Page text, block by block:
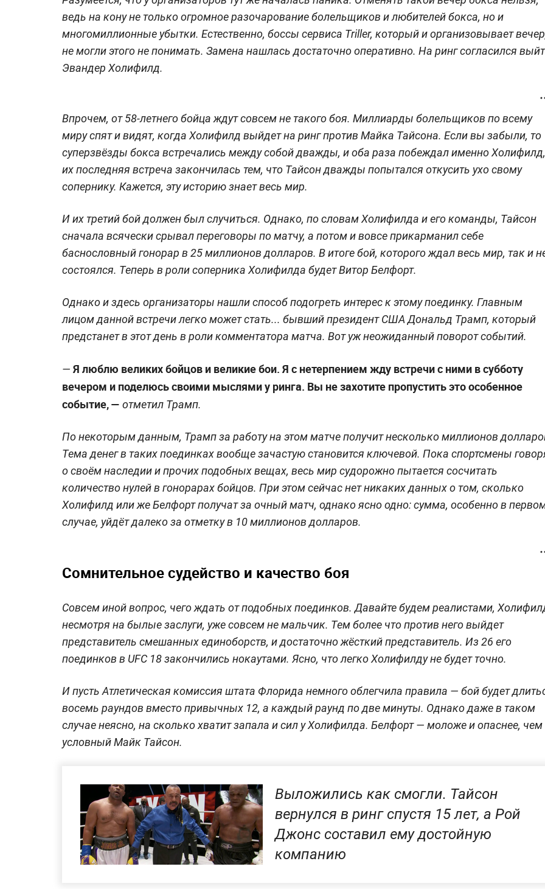
ведь на кону не только огромное разочарование болельщиков и любителей бокса, но и
многомиллионные убытки. Естественно, боссы сервиса Triller, который и организовывает
не могли этого не понимать. Замена нашлась достаточно оперативно. На ринг согласился
Эвандер Холифилд.
Впрочем, от 58-летнего бойца ждут совсем не такого боя. Миллиарды болельщиков по всему
миру спят и видят, когда Холифилд выйдет на ринг против Майка Тайсона. Если вы забыли, то
суперзвёзды бокса встречались между собой дважды, и оба раза побеждал именно
их последняя встреча закончилась тем, что Тайсон дважды попытался откусить ухо свому
сопернику. Кажется, эту историю знает весь мир.
И их третий бой должен был случиться. Однако, по словам Холифилда и его команды, Тайсон
сначала всячески срывал переговоры по матчу, а потом и вовсе прикарманил себе
баснословный гонорар в 25 миллионов долларов. В итоге бой, которого ждал весь мир, так и
состоялся. Теперь в роли соперника Холифилда будет Витор Белфорт.
Однако и здесь организаторы нашли способ подогреть интерес к этому поединку. Главным
лицом данной встречи легко может стать... бывший президент США Дональд Трамп, который
предстанет в этот день в роли комментатора матча. Вот уж неожиданный поворот событий.
— Я люблю великих бойцов и великие бои. Я с нетерпением жду встречи с ними в субботу
вечером и поделюсь своими мыслями у ринга. Вы не захотите пропустить это особенное
событие, — отметил Трамп.
По некоторым данным, Трамп за работу на этом матче получит несколько миллионов
Тема денег в таких поединках вообще зачастую становится ключевой. Пока спортсмены
о своём наследии и прочих подобных вещах, весь мир судорожно пытается сосчитать
количество нулей в гонорарах бойцов. При этом сейчас нет никаких данных о том, сколько
Холифилд или же Белфорт получат за очный матч, однако ясно одно: сумма, особенно в
случае, уйдёт далеко за отметку в 10 миллионов долларов.
Сомнительное судейство и качество боя
Совсем иной вопрос, чего ждать от подобных поединков. Давайте будем реалистами,
несмотря на былые заслуги, уже совсем не мальчик. Тем более что против него выйдет
представитель смешанных единоборств, и достаточно жёсткий представитель. Из 26 его
поединков в UFC 18 закончились нокаутами. Ясно, что легко Холифилду не будет точно.
И пусть Атлетическая комиссия штата Флорида немного облегчила правила — бой будет
восемь раундов вместо привычных 12, а каждый раунд по две минуты. Однако даже в таком
случае неясно, на сколько хватит запала и сил у Холифилда. Белфорт — моложе и опаснее, чем
условный Майк Тайсон.
Выложились как смогли. Тайсон
вернулся в ринг спустя 15 лет, а Рой
Джонс составил ему достойную
компанию